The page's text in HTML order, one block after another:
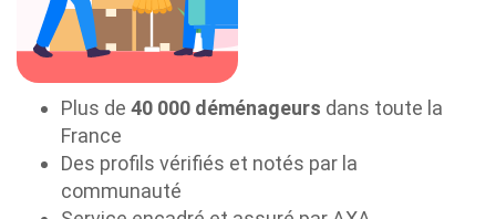
Plus de 40 000 déménageurs dans toute la
France
Des profils vérifiés et notés par la
communauté